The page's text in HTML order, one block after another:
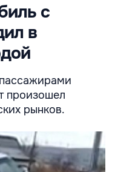
с
в
произошел
рынков.